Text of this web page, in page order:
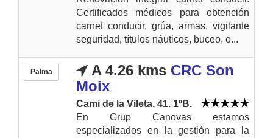
Certificados médicos para obtención
carnet conducir, grúa, armas, vigilante
seguridad, títulos náuticos, buceo, o...
Palma A 4.26 kms CRC Son
Moix
Cami de la Vileta, 41. 1ºB.
En Grup Canovas estamos
especializados en la gestión para la